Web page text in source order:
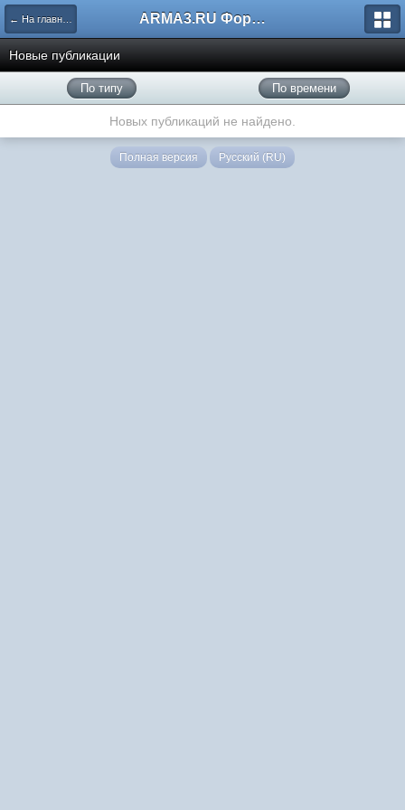
← На главную ARMA3.RU Форум
Новые публикации
По типу По времени
Новых публикаций не найдено.
Полная версия Русский (RU)